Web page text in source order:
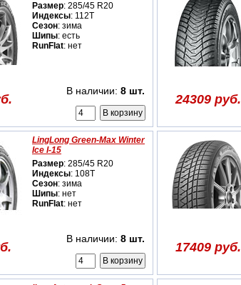
Размер: 285/45 R20
Индексы: 112T
Сезон: зима
Шипы: есть
RunFlat: нет
В наличии: 8 шт.
24309 руб.
LingLong Green-Max Winter
Ice I-15
Размер: 285/45 R20
Индексы: 108T
Сезон: зима
Шипы: нет
RunFlat: нет
В наличии: 8 шт.
17409 руб.